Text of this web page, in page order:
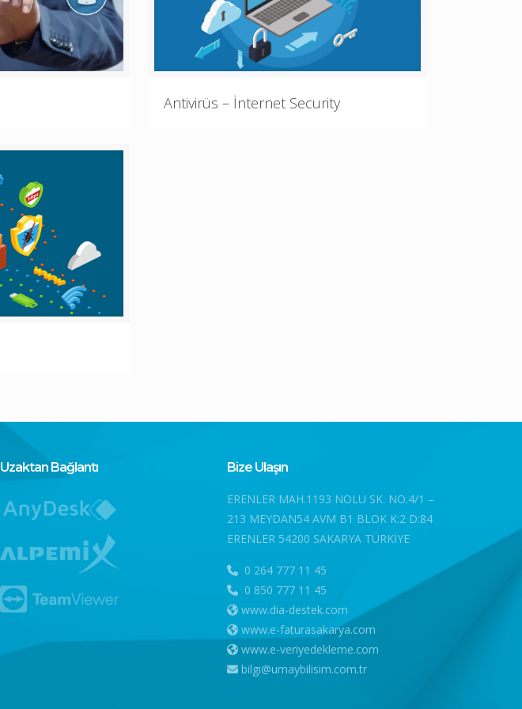
Antivirüs – İnternet Security
Uzaktan Bağlantı Bize Ulaşın
ERENLER MAH.1193 NOLU SK. NO.4/1 –
213 MEYDAN54 AVM B1 BLOK K:2 D:84
ERENLER 54200 SAKARYA TÜRKİYE
0 264 777 11 45
0 850 777 11 45
www.dia-destek.com
www.e-faturasakarya.com
www.e-veriyedekleme.com
bilgi@umaybilisim.com.tr